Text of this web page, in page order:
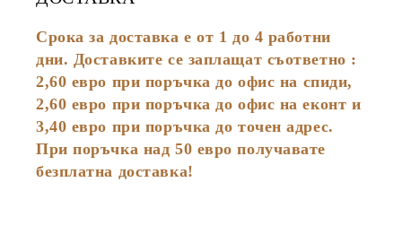
Срока за доставка е от 1 до 4 работни
дни. Доставките се заплащат съответно :
2,60 евро при поръчка до офис на спиди,
2,60 евро при поръчка до офис на еконт и
3,40 евро при поръчка до точен адрес.
При поръчка над 50 евро получавате
безплатна доставка!